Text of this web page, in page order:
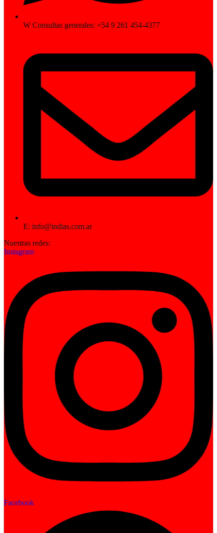
W Consultas generales: +54 9 261 454-4377
E: info@indias.com.ar
Nuestras redes:
Instagram
Facebook